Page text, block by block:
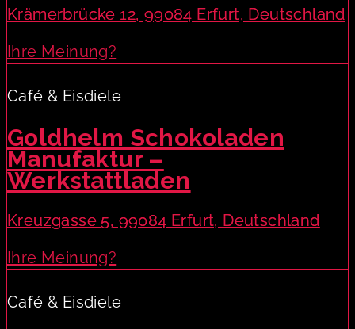
Krämerbrücke 12, 99084 Erfurt, Deutschland
Ihre Meinung?
Café & Eisdiele
Goldhelm Schokoladen
Manufaktur –
Werkstattladen
Kreuzgasse 5, 99084 Erfurt, Deutschland
Ihre Meinung?
Café & Eisdiele